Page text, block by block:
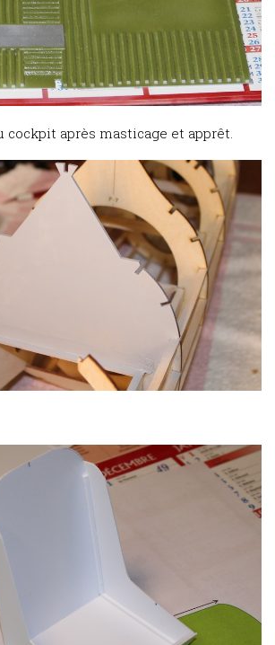
cockpit après masticage et apprêt.